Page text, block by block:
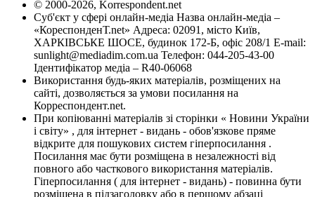
© 2000-2026, Korrespondent.net
Суб'єкт у сфері онлайн-медіа Назва онлайн-медіа –
«КореспонденТ.net» Адреса: 02091, місто Київ,
ХАРКІВСЬКЕ ШОСЕ, будинок 172-Б, офіс 208/1 E-mail:
sunlight@mediadim.com.ua Телефон: 044-205-43-00
Ідентифікатор медіа – R40-06068
Використання будь-яких матеріалів, розміщених на
сайті, дозволяється за умови посилання на
Корреспондент.net.
При копіюванні матеріалів зі сторінки « Новини України
і світу» , для інтернет - видань - обов'язкове пряме
відкрите для пошукових систем гіперпосилання .
Посилання має бути розміщена в незалежності від
повного або часткового використання матеріалів.
Гіперпосилання ( для інтернет - видань) - повинна бути
розміщена в підзаголовку або в першому абзаці